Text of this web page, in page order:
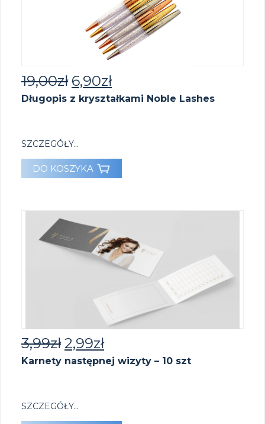
19,00zł 6,90zł
Długopis z kryształkami Noble Lashes
SZCZEGÓŁY...
DO KOSZYKA
3,99zł 2,99zł
Karnety następnej wizyty – 10 szt
SZCZEGÓŁY...